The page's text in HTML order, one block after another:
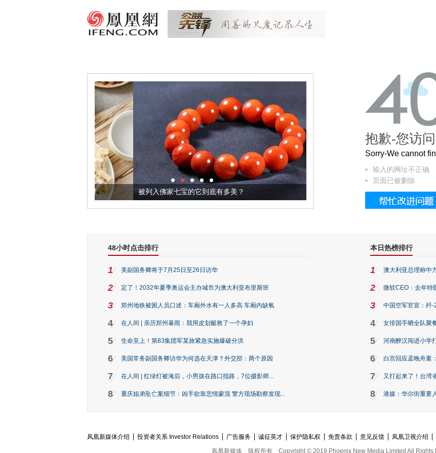
被列入佛家七宝的它到底有多美？ 这个3.2米的长卷，还原了600岁的紫禁
抱歉-您访
Sorry-We cannot
输入的网址不正确
页面已被删除
48小时点击排行
1 美副国务卿将于7月25日至26日访华
2 定了！2032年夏季奥运会主办城市为澳大利亚布里斯班
3 郑州地铁被困人员口述：车厢外水有一人多高 车厢内缺氧
4 在人间 | 亲历郑州暴雨：我用皮划艇救了一个孕妇
5 生命至上！第83集团军某旅紧急实施爆破分洪
6 美国常务副国务卿访华为何选在天津？外交部：两个原因
7 在人间 | 红绿灯被淹后，小男孩在路口指路，7位摄影师...
8 重庆姐弟坠亡案细节：凶手欲靠悲情蒙混 警方现场勘察发现...
本日热榜排行
1 澳大利亚总理称中
2 微软CEO：去年特
3 中国空军官宣：歼-
4 女排国手晒全队聚
5 河南醉汉闯进小学
6 白宫回应孟晚舟案
7 又打起来了！台湾
8 港媒：华尔街重要
凤凰新媒体介绍 投资者关系 Investor Relations 广告服务 诚征英才 保护隐私权 免责条款 意见反馈 凤凰卫视介绍
凤凰新媒体
版权所有 Copyright © 2019 Phoenix New Media Limited All Rights